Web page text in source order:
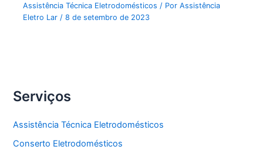
Assistência Técnica Eletrodomésticos / PorAssistência
Eletro Lar /8 de setembro de 2023
Serviços
Assistência Técnica Eletrodomésticos
Conserto Eletrodomésticos